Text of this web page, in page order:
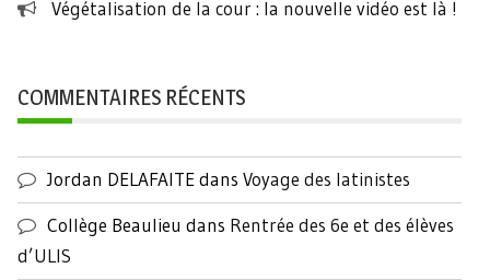
Végétalisation de la cour : la nouvelle vidéo est là !
COMMENTAIRES RÉCENTS
Jordan DELAFAITEdans Voyage des latinistes
Collège Beaulieu dans Rentrée des 6e et des élèves
d’ULIS